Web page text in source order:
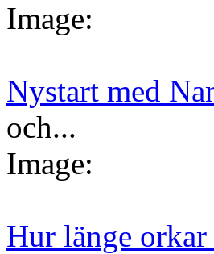
Image:
Nystart med
och...
Image:
Hur länge orkar